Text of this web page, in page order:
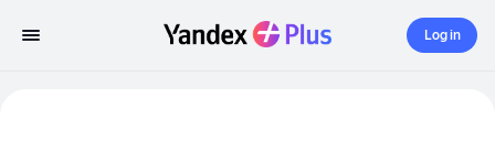
Log in